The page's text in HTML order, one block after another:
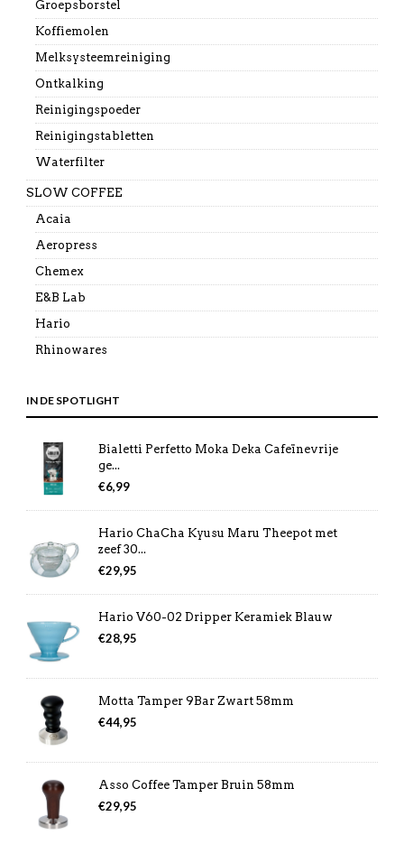
Groepsborstel
Koffiemolen
Melksysteemreiniging
Ontkalking
Reinigingspoeder
Reinigingstabletten
Waterfilter
SLOW COFFEE
Acaia
Aeropress
Chemex
E&B Lab
Hario
Rhinowares
IN DE SPOTLIGHT
Bialetti Perfetto Moka Deka Cafeïnevrije
ge...
€6,99
Hario ChaCha Kyusu Maru Theepot met
zeef 30...
€29,95
Hario V60-02 Dripper Keramiek Blauw
€28,95
Motta Tamper 9Bar Zwart 58mm
€44,95
Asso Coffee Tamper Bruin 58mm
€29,95